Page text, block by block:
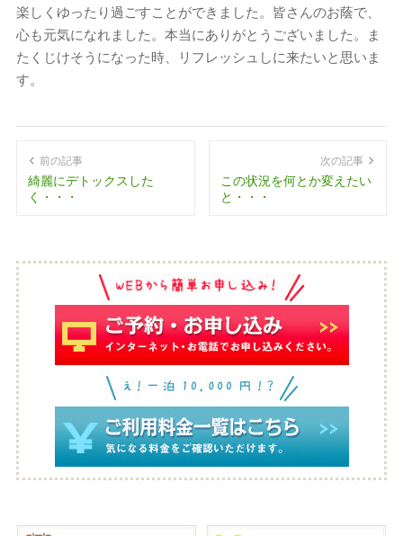
楽しくゆったり過ごすことができました。皆さんのお蔭で、
心も元気になれました。本当にありがとうございました。ま
たくじけそうになった時、リフレッシュしに来たいと思いま
す。
前の記事
綺麗にデトックスした
く・・・
次の記事
この状況を何とか変えたい
と・・・